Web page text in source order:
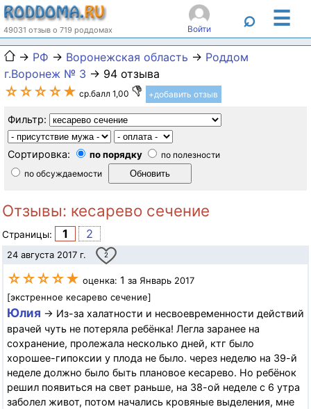
49031 отзыв о 719 роддомах Войти ⌕ ☰
→ РФ → Воронежская область → Роддом
г.Воронеж № 3 → 94 отзыва
☆☆☆☆★ ср.балл 1,00 +добавить отзыв
Фильтр:
Сортировка: по порядку
по полезности
по обсуждаемости
Отзывы: кесарево сечение
Страницы: 1 2
24 августа 2017 г. 2
☆☆☆☆★ оценка: 1 за Январь 2017
[экстренное кесарево сечение]
Юлия → Из-за халатности и несвоевременности действий
врачей чуть не потеряла ребёнка! Легла заранее на
сохранение, пролежала несколько дней, ктг было
хорошее-гипоксии у плода не было. через неделю на 39-й
неделе должно было быть плановое кесарево. Но ребёнок
решил появиться на свет раньше, на 38-ой неделе с 6 утра
заболел живот, потом начались кровяные выделения, мне